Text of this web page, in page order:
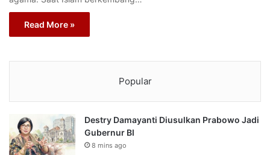
Read More »
Popular
Destry Damayanti Diusulkan Prabowo Jadi
Gubernur BI
8 mins ago